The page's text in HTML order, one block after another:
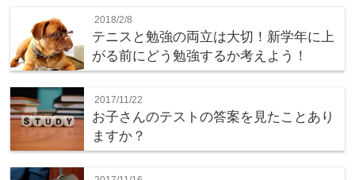
2018/2/8
テニスと勉強の両立は大切！新学年に上
がる前にどう勉強するか考えよう！
2017/11/22
お子さんのテストの答案を見たことあり
ますか？